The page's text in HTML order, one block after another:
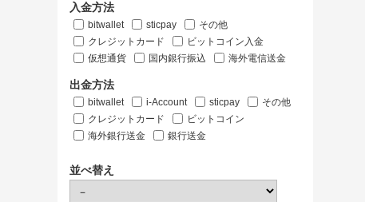
入金方法
bitwallet sticpay
その他
クレジットカード
ビットコイン入金
仮想通貨
国内銀行振込 海外電信送金
出金方法
bitwallet i-Account sticpay
その他
クレジットカード
ビットコイン
海外銀行送金
銀行送金
並べ替え